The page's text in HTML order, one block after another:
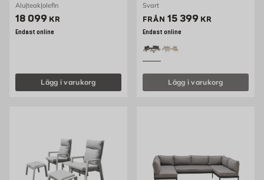
Alu|teak|olefin
Pris 18099 kr
18 099 KR
Endast online
Lägg i varukorg
Svart
FRÅN Pris 14999 kr
15 399 KR
Endast online
Lägg i varukorg